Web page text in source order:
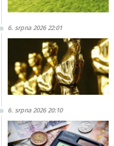
6. srpna 2026 22:01
6. srpna 2026 20:10